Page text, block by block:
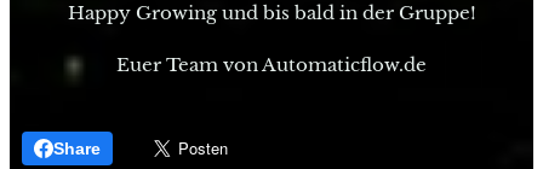
Happy Growing und bis bald in der Gruppe!
Euer Team von Automaticflow.de
Share